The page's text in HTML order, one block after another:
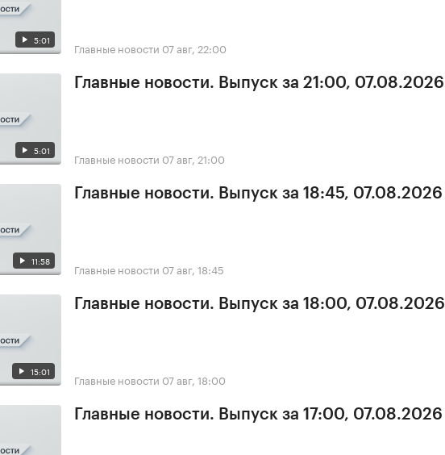
5:01 Главные новости 07 авг, 22:00
5:01
Главные новости. Выпуск за 21:00, 07.08.2026
Главные новости 07 авг, 21:00
11:58
Главные новости. Выпуск за 18:45, 07.08.2026
Главные новости 07 авг, 18:45
15:01
Главные новости. Выпуск за 18:00, 07.08.2026
Главные новости 07 авг, 18:00
Главные новости. Выпуск за 17:00, 07.08.2026